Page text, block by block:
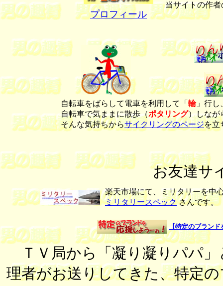
当サイトの作
プロフィール
自転車をばらして電車を利用して「 輪」行し
自転車で気ままに散歩（ポタリング）しなが
そんな気持ちからサイクリングのページを立
お友達サ
楽天市場にて、ミリタリーを中
ミリタリースペックさんです。
【特定のブランド
ＴＶ局から「凝り凝りパパ」
理者がお送りしてきた、特定